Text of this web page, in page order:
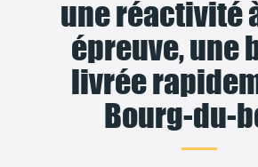
une réactivité
épreuve, une
livrée
Bourg-du-